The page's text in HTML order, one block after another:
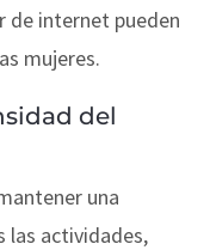
de internet pueden
mujeres.
del
una
las actividades,